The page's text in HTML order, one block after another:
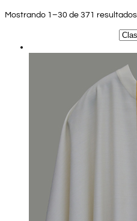
Mostrando 1–30 de 371 resultados